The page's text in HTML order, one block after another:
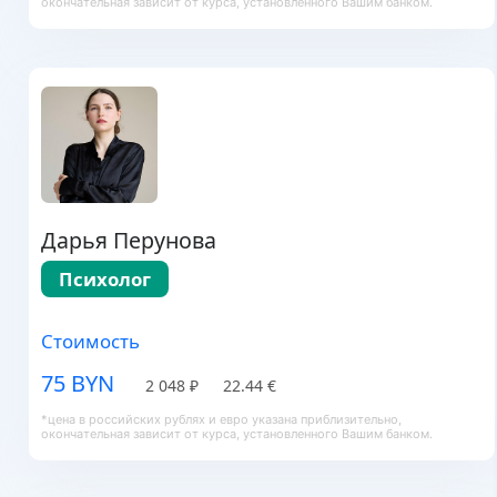
Дарья Перунова
Психолог
Стоимость
75 BYN 2 048 ₽ 22.44 €
*цена в российских рублях и евро указана приблизительно,
окончательная зависит от курса, установленного Вашим банком.